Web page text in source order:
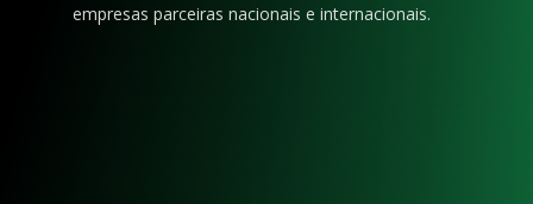
empresas parceiras nacionais e internacionais.